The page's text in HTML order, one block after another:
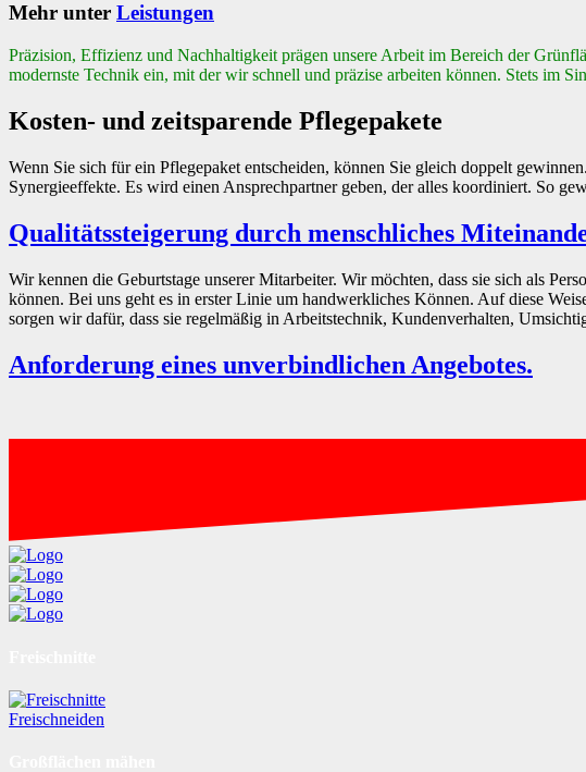
Mehr unter Leistungen
Präzision, Effizienz und Nachhaltigkeit prägen unsere Arbeit im Bereich der
modernste Technik ein, mit der wir schnell und präzise arbeiten können. Stets im
Kosten- und zeitsparende Pflegepakete
Wenn Sie sich für ein Pflegepaket entscheiden, können Sie gleich doppelt
Synergieeffekte. Es wird einen Ansprechpartner geben, der alles koordiniert. So
Qualitätssteigerung durch menschliches
Wir kennen die Geburtstage unserer Mitarbeiter. Wir möchten, dass sie sich als
können. Bei uns geht es in erster Linie um handwerkliches Können. Auf diese
sorgen wir dafür, dass sie regelmäßig in Arbeitstechnik, Kundenverhalten,
Anforderung eines unverbindlichen Angebotes.
Freischneiden